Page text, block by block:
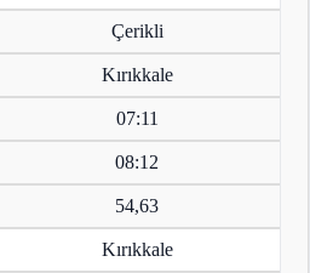
Çerikli
Kırıkkale
07:11
08:12
54,63
Kırıkkale